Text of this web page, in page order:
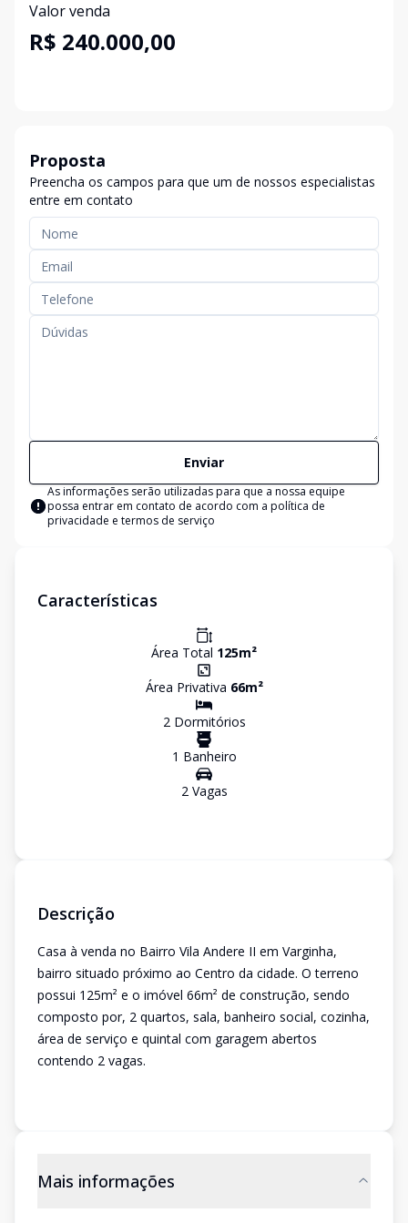
Valor venda
R$ 240.000,00
Proposta
Preencha os campos para que um de nossos especialistas
entre em contato
Enviar
As informações serão utilizadas para que a nossa equipe
possa entrar em contato de acordo com a política de
privacidade e termos de serviço
Características
Área Total 125m²
Área Privativa 66m²
2Dormitórios
1 Banheiro
2Vagas
Descrição
Casa à venda no Bairro Vila Andere II em Varginha,
bairro situado próximo ao Centro da cidade. O terreno
possui 125m² e o imóvel 66m² de construção, sendo
composto por, 2 quartos, sala, banheiro social, cozinha,
área de serviço e quintal com garagem abertos
contendo 2 vagas.
Mais informações